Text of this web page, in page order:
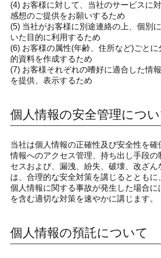
(4) お客様に対して、当社のサービスに
感想のご提供をお願いするため
(5) 当社がお客様に別途連絡の上、個別
いた目的に利用するため
(6) お客様の属性(年齢、住所など)ごと
的資料を作成するため
(7) お客様それぞれの嗜好に適合した情
を提供、表示するため
個人情報の安全管理につい
当社は個人情報の正確性及び安全性を確
情報へのアクセス管理、持ち出し手段の
セスおよび、漏洩、紛失、破壊、改ざん
は、合理的な安全対策を講じるとともに
個人情報に関する事故が発生した場合に
を含む適切な対策を速やかに講じます。
個人情報の預託について